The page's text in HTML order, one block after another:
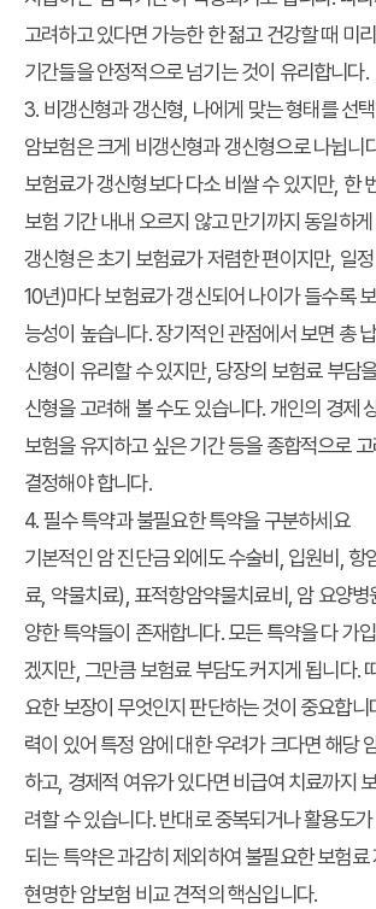
고려하고 있다면 가능한 한 젊고 건강할 때 미
기간들을 안정적으로 넘기는 것이 유리합니다.
3. 비갱신형과 갱신형, 나에게 맞는 형태를 선
암보험은 크게 비갱신형과 갱신형으로 나뉩니
보험료가 갱신형보다 다소 비쌀 수 있지만, 한
보험 기간 내내 오르지 않고 만기까지 동일하
갱신형은 초기 보험료가 저렴한 편이지만, 일
10년)마다 보험료가 갱신되어 나이가 들수록
능성이 높습니다. 장기적인 관점에서 보면 총
신형이 유리할 수 있지만, 당장의 보험료 부담
신형을 고려해 볼 수도 있습니다. 개인의 경제
보험을 유지하고 싶은 기간 등을 종합적으로
결정해야 합니다.
4. 필수 특약과 불필요한 특약을 구분하세요
기본적인 암 진단금 외에도 수술비, 입원비, 항
료, 약물치료), 표적항암약물치료비, 암 요양병
양한 특약들이 존재합니다. 모든 특약을 다 가
겠지만, 그만큼 보험료 부담도 커지게 됩니다.
요한 보장이 무엇인지 판단하는 것이 중요합니
력이 있어 특정 암에 대한 우려가 크다면 해당
하고, 경제적 여유가 있다면 비급여 치료까지
려할 수 있습니다. 반대로 중복되거나 활용도
되는 특약은 과감히 제외하여 불필요한 보험료
현명한 암보험 비교 견적의 핵심입니다.